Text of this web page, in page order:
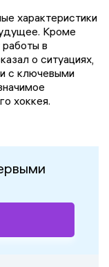
характеристики
Кроме
работы в
о ситуациях,
с ключевыми
хоккея.